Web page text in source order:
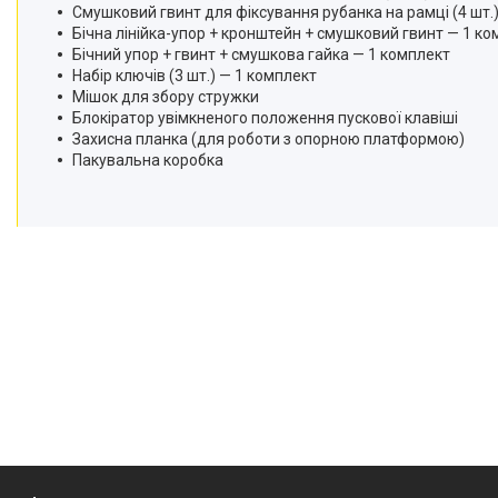
Ручний інструмент
Садова техніка та інструменти
Крани гаражні гідравлічні
Траверса для вивішування
двигуна
Компресори та
пневмоінструменти
Смушковий гвинт для фіксування рубанка на рамці (4 шт.)
Бічна лінійка-упор + кронштейн + смушковий гвинт — 1
Бічний упор + гвинт + смушкова гайка — 1 комплект
Набір ключів (3 шт.) — 1 комплект
Мішок для збору стружки
Блокіратор увімкненого положення пускової клавіші
Захисна планка (для роботи з опорною платформою)
Пакувальна коробка